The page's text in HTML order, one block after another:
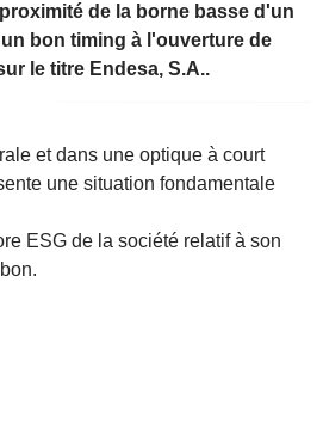
de la borne basse d'un
bon timing à l'ouverture de
le titre Endesa, S.A..
et dans une optique à court
une situation fondamentale
ESG de la société relatif à son